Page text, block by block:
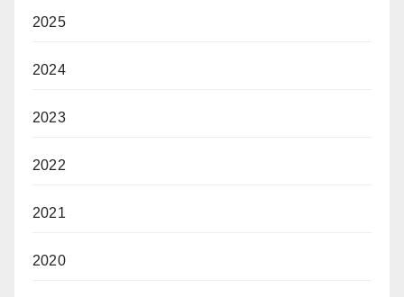
2025
2024
2023
2022
2021
2020